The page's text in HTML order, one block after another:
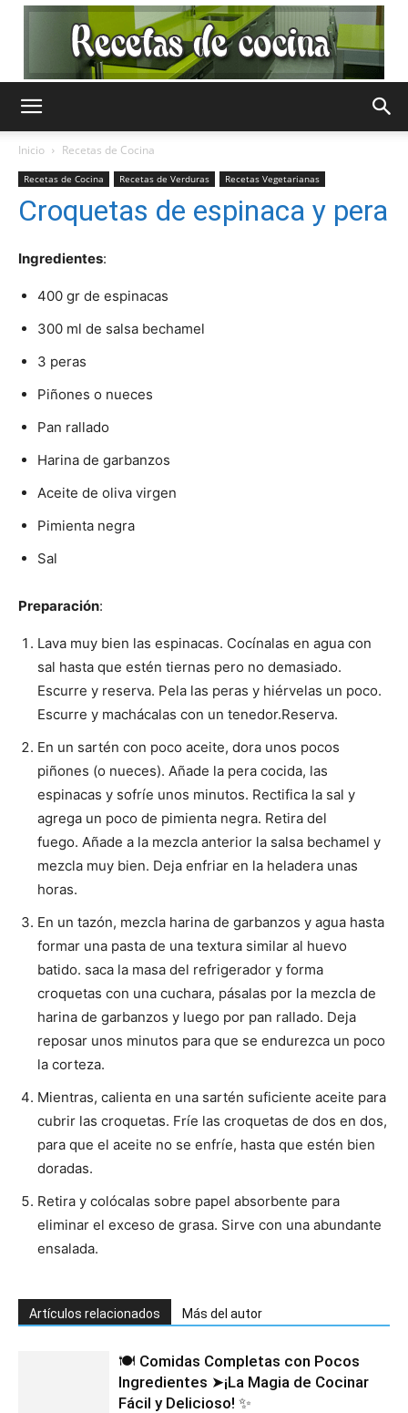
Online
|
Recetas
Fáciles
Inicio Recetas de Cocina
Recetas de Cocina Recetas de Verduras Recetas Vegetarianas
Croquetas de espinaca y pera
Ingredientes:
400 gr de espinacas
300 ml de salsa bechamel
3 peras
Piñones o nueces
Pan rallado
Harina de garbanzos
Aceite de oliva virgen
Pimienta negra
Sal
Preparación:
Lava muy bien las espinacas. Cocínalas en agua con
sal hasta que estén tiernas pero no demasiado.
Escurre y reserva. Pela las peras y hiérvelas un poco.
Escurre y machácalas con un tenedor.Reserva.
En un sartén con poco aceite, dora unos pocos
piñones (o nueces). Añade la pera cocida, las
espinacas y sofríe unos minutos. Rectifica la sal y
agrega un poco de pimienta negra. Retira del
fuego. Añade a la mezcla anterior la salsa bechamel y
mezcla muy bien. Deja enfriar en la heladera unas
horas.
En un tazón, mezcla harina de garbanzos y agua hasta
formar una pasta de una textura similar al huevo
batido. saca la masa del refrigerador y forma
croquetas con una cuchara, pásalas por la mezcla de
harina de garbanzos y luego por pan rallado. Deja
reposar unos minutos para que se endurezca un poco
la corteza.
Mientras, calienta en una sartén suficiente aceite para
cubrir las croquetas. Fríe las croquetas de dos en dos,
para que el aceite no se enfríe, hasta que estén bien
doradas.
Retira y colócalas sobre papel absorbente para
eliminar el exceso de grasa. Sirve con una abundante
ensalada.
Artículos relacionados Más del autor
🍽️ Comidas Completas con Pocos
Ingredientes ➤¡La Magia de Cocinar
Fácil y Delicioso! ✨